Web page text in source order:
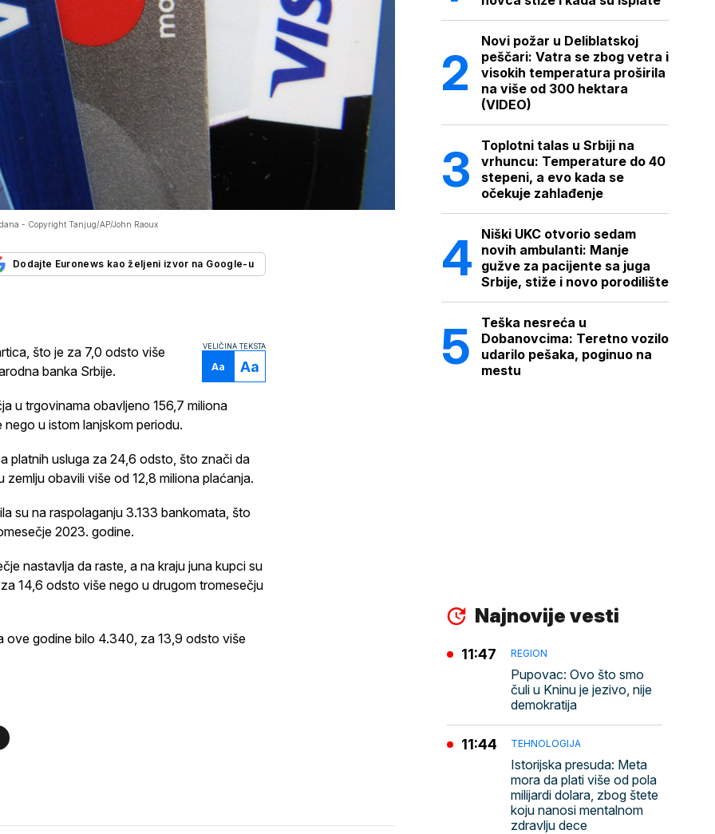
- Copyright Tanjug/AP/John Raoux
Dodajte Euronews kao željeni izvor na Google-u
VELIČINA TEKSTA
Aa Aa
što je za 7,0 odsto više
banka Srbije.
u trgovinama obavljeno 156,7 miliona
u istom lanjskom periodu.
platnih usluga za 24,6 odsto, što znači da
zemlju obavili više od 12,8 miliona plaćanja.
su na raspolaganju 3.133 bankomata, što
2023. godine.
nastavlja da raste, a na kraju juna kupci su
14,6 odsto više nego u drugom tromesečju
ove godine bilo 4.340, za 13,9 odsto više
Novi požar u Deliblatskoj
peščari: Vatra se zbog vetra i
visokih temperatura proširila
na više od 300 hektara
(VIDEO)
Toplotni talas u Srbiji na
vrhuncu: Temperature do 40
stepeni, a evo kada se
očekuje zahlađenje
Niški UKC otvorio sedam
novih ambulanti: Manje
gužve za pacijente sa juga
Srbije, stiže i novo porodilište
Teška nesreća u
Dobanovcima: Teretno vozilo
udarilo pešaka, poginuo na
mestu
Najnovije vesti
REGION
Pupovac: Ovo što smo
čuli u Kninu je jezivo, nije
demokratija
11:47
TEHNOLOGIJA
Istorijska presuda: Meta
mora da plati više od pola
milijardi dolara, zbog štete
koju nanosi mentalnom
zdravlju dece
11:44